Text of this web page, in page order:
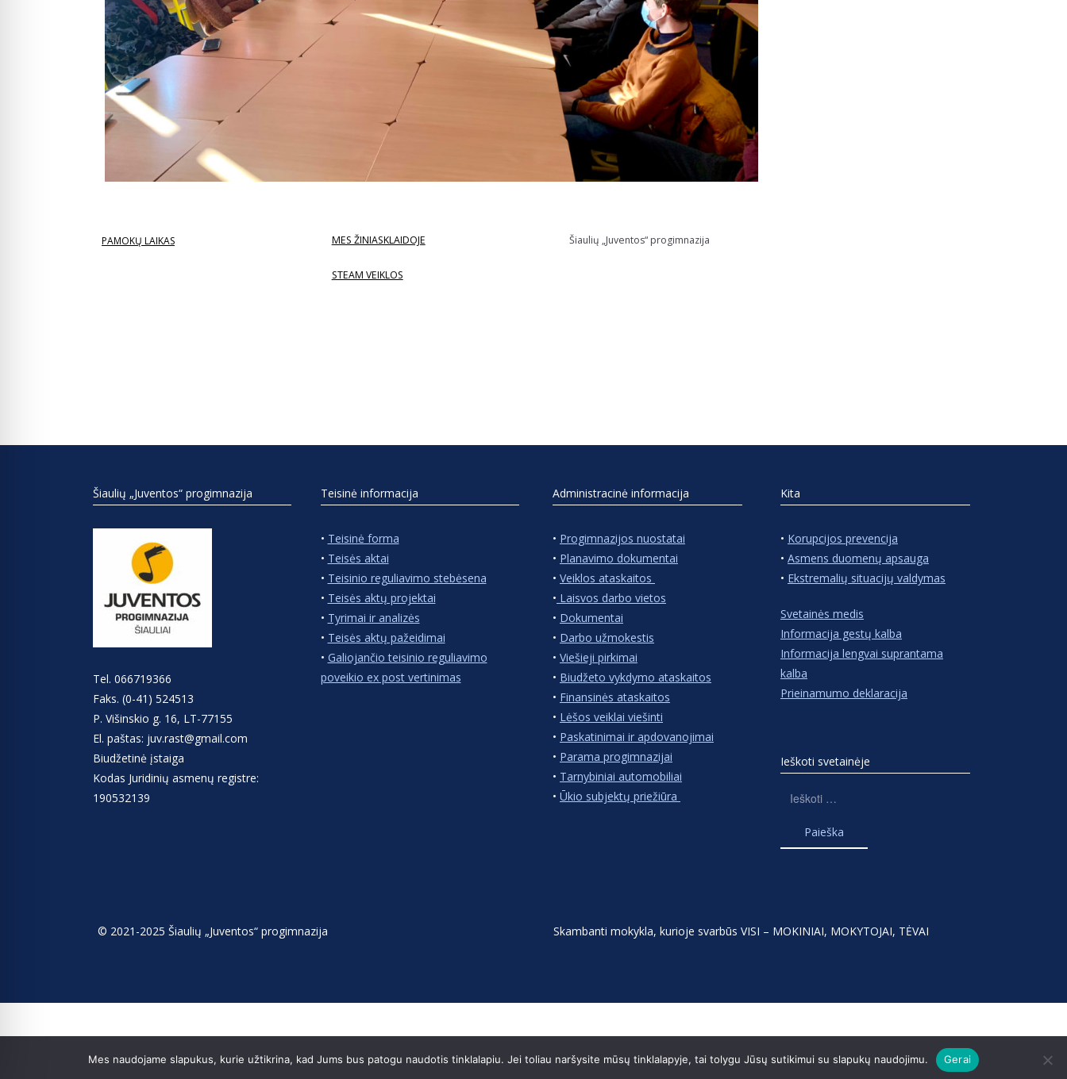
PAMOKŲ LAIKAS MES ŽINIASKLAIDOJE
STEAM VEIKLOS
Šiaulių „Juventos“ progimnazija
Šiaulių „Juventos“ progimnazija
Tel. 066719366
Faks. (0-41) 524513
P. Višinskio g. 16, LT-77155
El. paštas: juv.rast@gmail.com
Biudžetinė įstaiga
Kodas Juridinių asmenų registre:
190532139
Teisinė informacija
• Teisinė forma
• Teisės aktai
• Teisinio reguliavimo stebėsena
• Teisės aktų projektai
• Tyrimai ir analizės
• Teisės aktų pažeidimai
• Galiojančio teisinio reguliavimo
poveikio ex post vertinimas
Administracinė informacija
• Progimnazijos nuostatai
• Planavimo dokumentai
• Veiklos ataskaitos
• Laisvos darbo vietos
• Dokumentai
• Darbo užmokestis
• Viešieji pirkimai
• Biudžeto vykdymo ataskaitos
• Finansinės ataskaitos
• Lėšos veiklai viešinti
• Paskatinimai ir apdovanojimai
• Parama progimnazijai
• Tarnybiniai automobiliai
• Ūkio subjektų priežiūra
Kita
• Korupcijos prevencija
• Asmens duomenų apsauga
• Ekstremalių situacijų valdymas
Svetainės medis
Informacija gestų kalba
Informacija lengvai suprantama
kalba
Prieinamumo deklaracija
Ieškoti svetainėje
© 2021-2025 Šiaulių „Juventos“ progimnazija Skambanti mokykla, kurioje svarbūs VISI – MOKINIAI, MOKYTOJAI, TĖVAI
Mes naudojame slapukus, kurie užtikrina, kad Jums bus patogu naudotis tinklalapiu. Jei toliau naršysite mūsų tinklalapyje, tai tolygu Jūsų sutikimui su slapukų naudojimu. Gerai